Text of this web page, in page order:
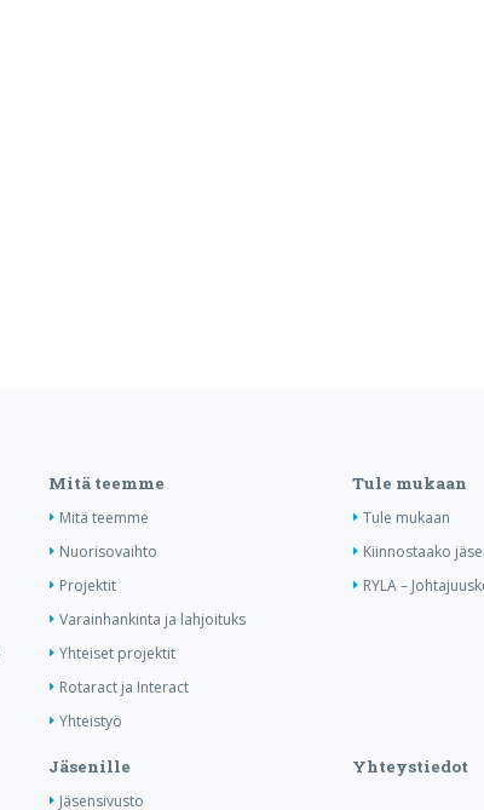
Mitä teemme
Mitä teemme
Nuorisovaihto
Projektit
Varainhankinta ja lahjoituks
Yhteiset projektit
Rotaract ja Interact
Yhteistyö
Tule mukaan
Tule mukaan
Kiinnostaako
RYLA –
Jäsenille
Jäsensivusto
Yhteystiedot